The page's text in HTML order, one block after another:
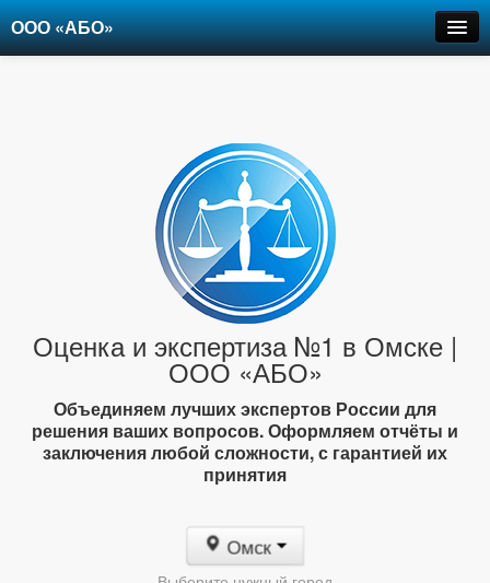
ООО «АБО»
Оценка и экспертиза №1 в Омске |
ООО «АБО»
Объединяем лучших экспертов России для
решения ваших вопросов. Оформляем отчёты и
заключения любой сложности, с гарантией их
принятия
Омск